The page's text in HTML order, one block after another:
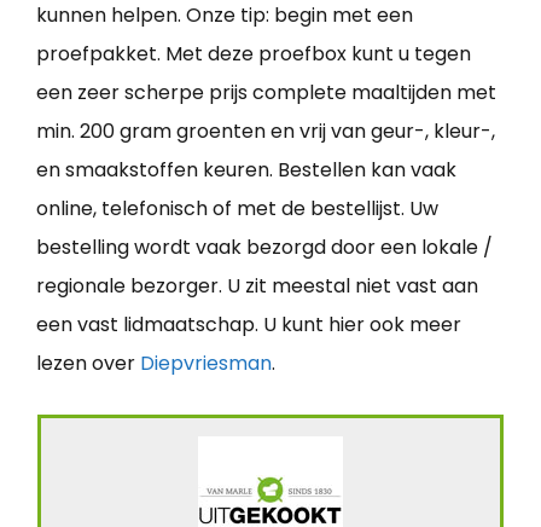
kunnen helpen. Onze tip: begin met een
proefpakket. Met deze proefbox kunt u tegen
een zeer scherpe prijs complete maaltijden met
min. 200 gram groenten en vrij van geur-, kleur-,
en smaakstoffen keuren. Bestellen kan vaak
online, telefonisch of met de bestellijst. Uw
bestelling wordt vaak bezorgd door een lokale /
regionale bezorger. U zit meestal niet vast aan
een vast lidmaatschap. U kunt hier ook meer
lezen over Diepvriesman.